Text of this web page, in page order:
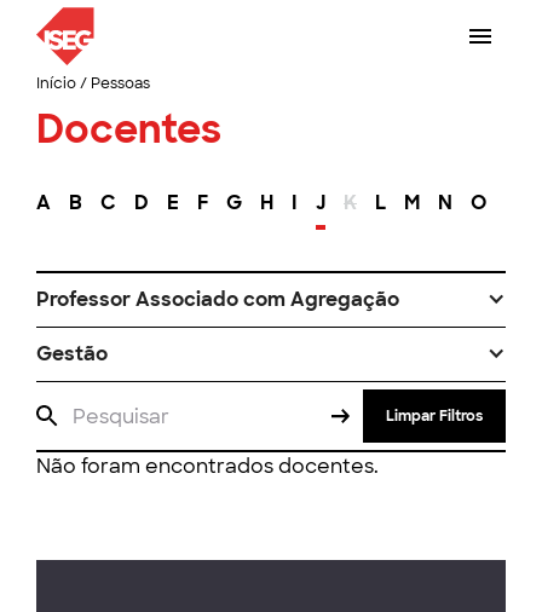
Início/ Pessoas
Docentes
A B C D E F G H I J K L M N O
Professor Associado com Agregação
Gestão
Limpar Filtros
Não foram encontrados docentes.